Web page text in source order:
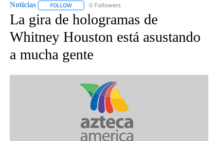
Noticias FOLLOW FOLLOW "NOTICIAS" TO RECEIVE NOTIFICATIONS
0 Followers
La gira de hologramas de
Whitney Houston está asustando
a mucha gente